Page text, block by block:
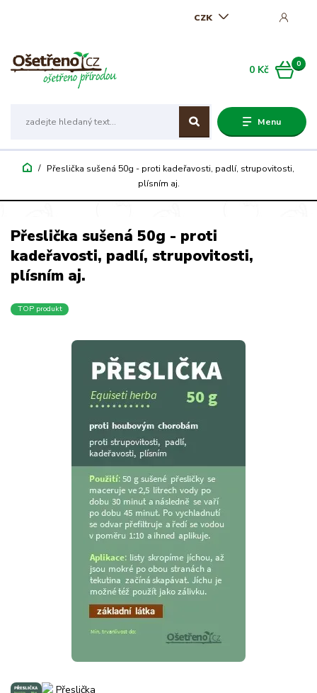
Menu
CZK
0
0 Kč
Přeslička sušená 50g - proti kadeřavosti, padlí, strupovitosti,
plísním aj.
Přeslička sušená 50g - proti
kadeřavosti, padlí, strupovitosti,
plísním aj.
TOP produkt